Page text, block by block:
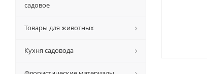
садовое
Товары для животных
Кухня садовода